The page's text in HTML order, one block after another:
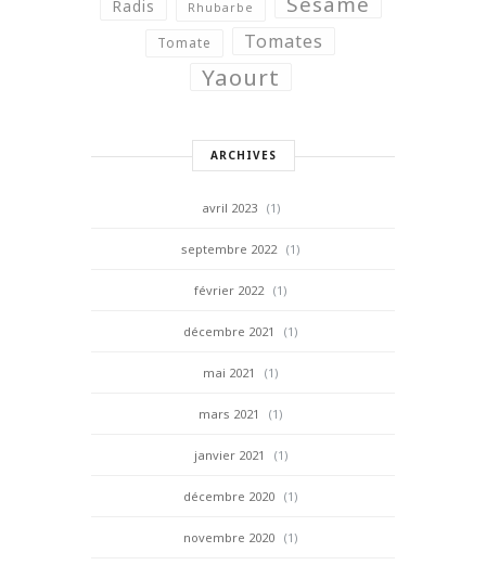
Radis Rhubarbe
Tomate Tomates
Yaourt
ARCHIVES
avril 2023 (1)
septembre 2022 (1)
février 2022 (1)
décembre 2021 (1)
mai 2021 (1)
mars 2021 (1)
janvier 2021 (1)
décembre 2020 (1)
novembre 2020 (1)